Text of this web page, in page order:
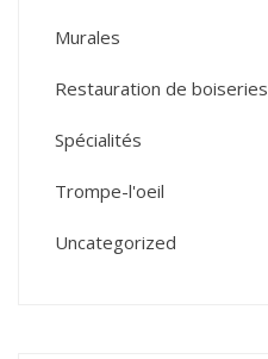
Murales
Restauration de boiseries
Spécialités
Trompe-l'oeil
Uncategorized